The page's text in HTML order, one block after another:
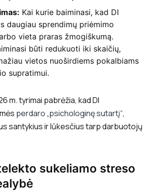
Kai kurie baiminasi, kad DI
daugiau sprendimų priėmimo
vieta praras žmogiškumą.
būti redukuoti iki skaičių,
vietos nuoširdiems pokalbiams
supratimui.
m. tyrimai pabrėžia, kad DI
perdaro „psichologinę sutartį“,
santykius ir lūkesčius tarp darbuotojų
sukeliamo streso